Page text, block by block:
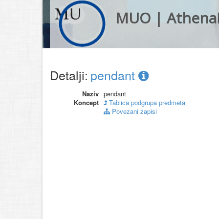
MUO |
Detalji: pendant
Naziv pendant
Koncept
Tablica podgrupa predmeta
Povezani zapisi